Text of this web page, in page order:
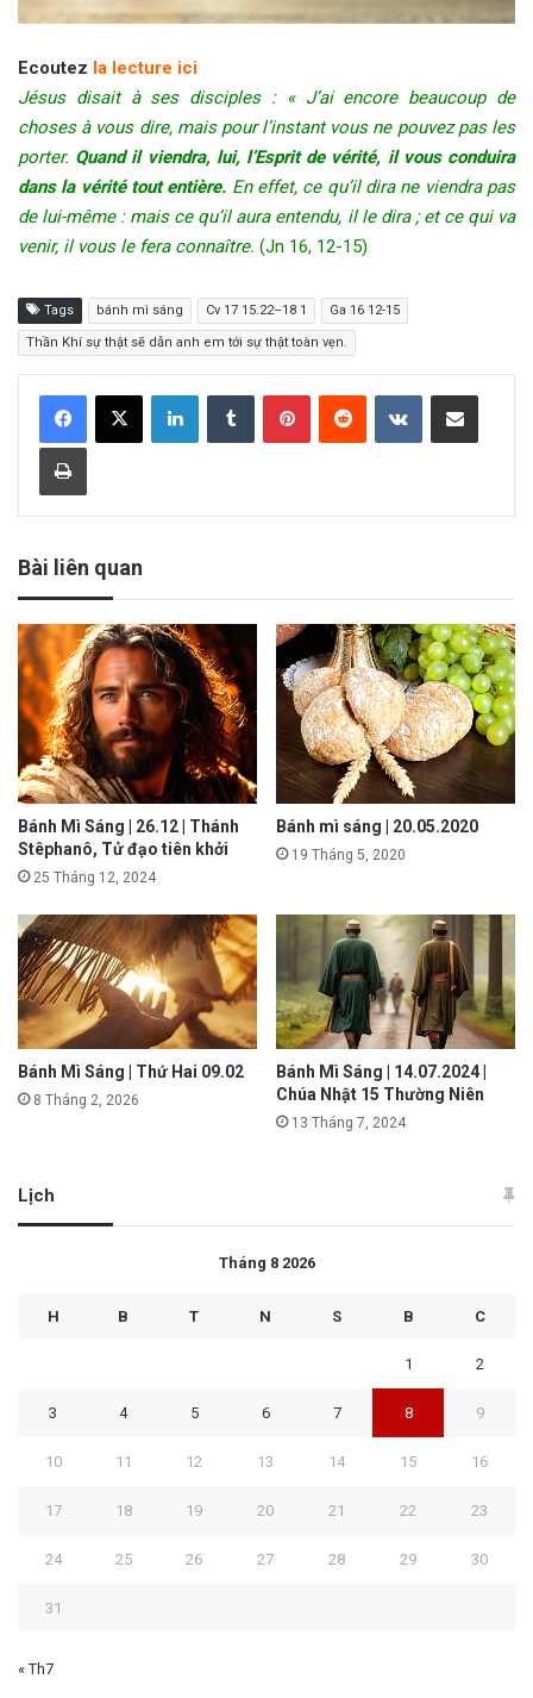
Ecoutez la lecture ici
Jésus disait à ses disciples : « J’ai encore beaucoup de
choses à vous dire, mais pour l’instant vous ne pouvez pas les
porter. Quand il viendra, lui, l’Esprit de vérité, il vous conduira
dans la vérité tout entière. En effet, ce qu’il dira ne viendra pas
de lui-même : mais ce qu’il aura entendu, il le dira ; et ce qui va
venir, il vous le fera connaître. (Jn 16, 12-15)
Tags bánh mì sáng Cv 17 15.22–18 1 Ga 16 12-15
Thần Khí sự thật sẽ dẫn anh em tới sự thật toàn vẹn.
Bài liên quan
Bánh Mì Sáng | 26.12 | Thánh
Stêphanô, Tử đạo tiên khởi
25 Tháng 12, 2024
Bánh mì sáng | 20.05.2020
19 Tháng 5, 2020
Bánh Mì Sáng | Thứ Hai 09.02
8 Tháng 2, 2026
Bánh Mì Sáng | 14.07.2024 |
Chúa Nhật 15 Thường Niên
13 Tháng 7, 2024
Lịch
Tháng 8 2026
H B T N S B C
1 2
3 4 5 6 7 8 9
10 11 12 13 14 15 16
17 18 19 20 21 22 23
24 25 26 27 28 29 30
31
« Th7